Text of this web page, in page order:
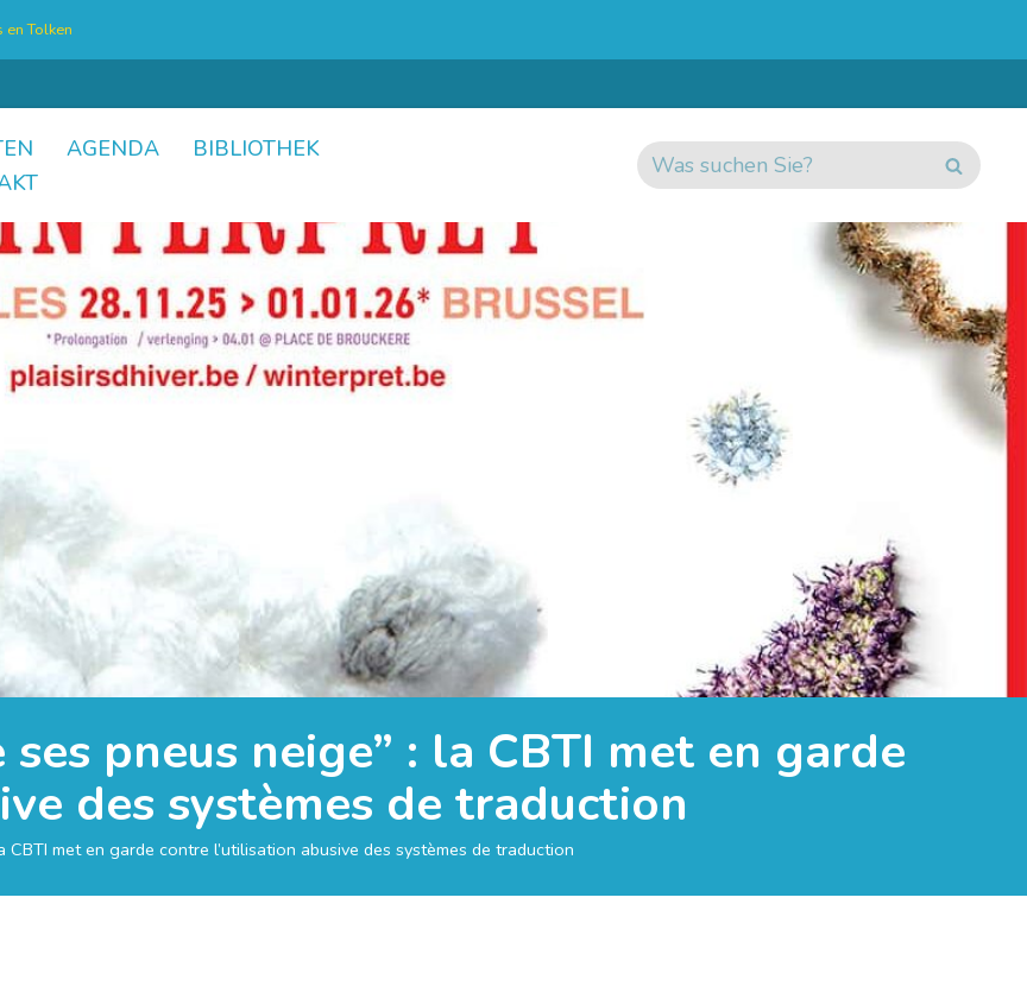
Tolken
AGENDA
BIBLIOTHEK
pneus neige” : la CBTI met en garde
des systèmes de traduction
met en garde contre l’utilisation abusive des systèmes de traduction